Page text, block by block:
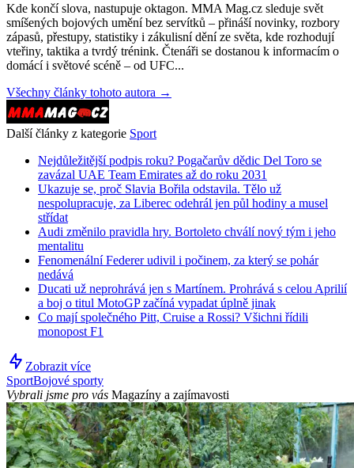
Kde končí slova, nastupuje oktagon. MMA Mag.cz sleduje svět
smíšených bojových umění bez servítků – přináší novinky, rozbory
zápasů, přestupy, statistiky i zákulisní dění ze světa, kde rozhodují
vteřiny, taktika a tvrdý trénink. Čtenáři se dostanou k informacím o
domácí i světové scéně – od UFC...
Všechny články tohoto autora →
Další články z kategorie Sport
Nejdůležitější podpis roku? Pogačarův dědic Del Toro se
zavázal UAE Team Emirates až do roku 2031
Ukazuje se, proč Slavia Bořila odstavila. Tělo už
nespolupracuje, za Liberec odehrál jen půl hodiny a musel
střídat
Audi změnilo pravidla hry. Bortoleto chválí nový tým i jeho
mentalitu
Fenomenální Federer udivil i počinem, za který se pohár
nedává
Ducati už neprohrává jen s Martínem. Prohrává s celou Aprilií
a boj o titul MotoGP začíná vypadat úplně jinak
Co mají společného Pitt, Cruise a Rossi? Všichni řídili
monopost F1
Zobrazit více
SportBojové sporty
Vybrali jsme pro vás Magazíny a zajímavosti